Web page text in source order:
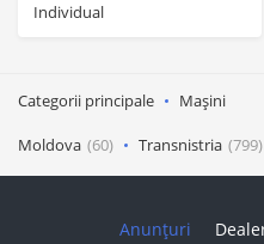
Individual
Categorii principale Mașini
Moldova (60) Transnistria (799)
Anunțuri